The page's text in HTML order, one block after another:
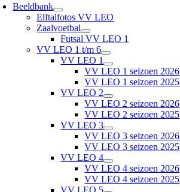
Beeldbank
Elftalfotos VV LEO
Zaalvoetbal
Futsal VV LEO 1
VV LEO 1 t/m 6
VV LEO 1
VV LEO 1 seizoen 2026
VV LEO 1 seizoen 2025
VV LEO 2
VV LEO 2 seizoen 2026
VV LEO 2 seizoen 2025
VV LEO 3
VV LEO 3 seizoen 2026
VV LEO 3 seizoen 2025
VV LEO 4
VV LEO 4 seizoen 2026
VV LEO 4 seizoen 2025
VV LEO 5